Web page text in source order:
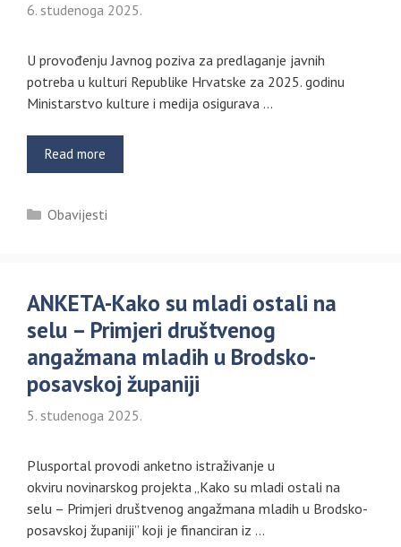
6. studenoga 2025.
U provođenju Javnog poziva za predlaganje javnih
potreba u kulturi Republike Hrvatske za 2025. godinu
Ministarstvo kulture i medija osigurava …
Read more
Kategorije
Obavijesti
ANKETA-Kako su mladi ostali na
selu – Primjeri društvenog
angažmana mladih u Brodsko-
posavskoj županiji
5. studenoga 2025.
Plusportal provodi anketno istraživanje u
okviru novinarskog projekta „Kako su mladi ostali na
selu – Primjeri društvenog angažmana mladih u Brodsko-
posavskoj županiji” koji je financiran iz …